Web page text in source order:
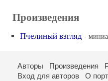
Произведения
Пчелиный взгляд -
Авторы Произведения
Вход для авторов
О